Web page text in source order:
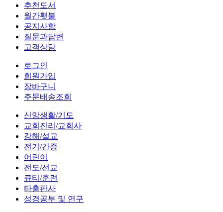
추천도서
월간횃불
공지사항
질문과답변
고객상담
로그인
회원가입
장바구니
주문배송조회
신앙생활/기도
교회진리/교회사
강해/설교
전기/간증
어린이
전도/선교
큐티/훈련
타출판사
성경공부 및 연구